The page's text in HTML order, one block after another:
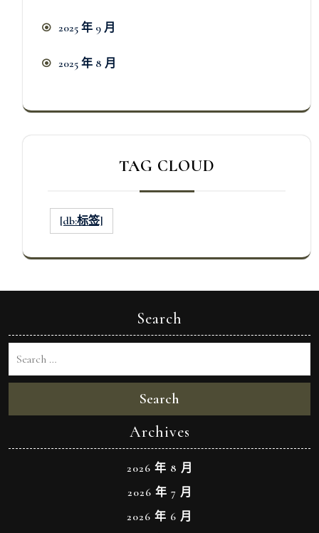
2025 年 9 月
2025 年 8 月
TAG CLOUD
[db:标签]
Search
Search
Archives
2026 年 8 月
2026 年 7 月
2026 年 6 月